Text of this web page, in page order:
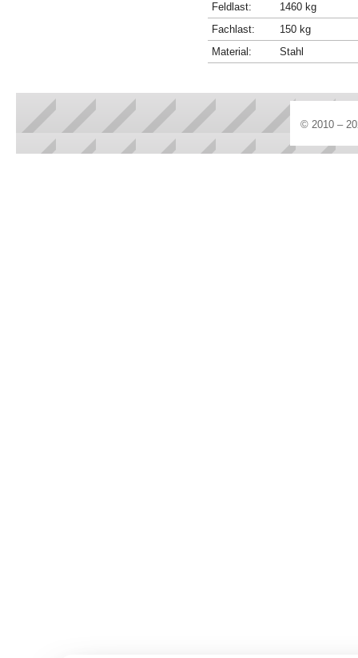
Feldlast:
1460 kg
Fachlast:
150 kg
Material:
Stahl
© 2010 –